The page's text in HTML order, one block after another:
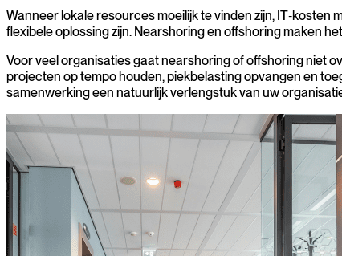
Wanneer lokale expertise moeilijk te vinden is, capaciteit snel
geselecteerde offshore‑markten.
Wanneer lokale resources moeilijk te vinden zijn,
flexibele oplossing zijn. Nearshoring en offshoring maken
Voor veel organisaties gaat nearshoring of offshoring niet
projecten op tempo houden, piekbelasting opvangen en
samenwerking een natuurlijk verlengstuk van uw